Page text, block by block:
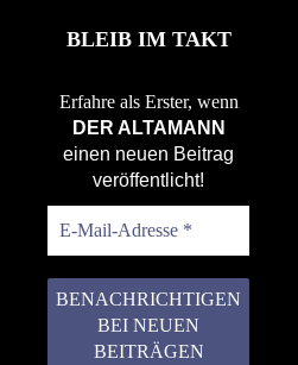
BLEIB IM TAKT
Erfahre als Erster, wenn
DER ALTAMANN
einen neuen Beitrag
veröffentlicht!